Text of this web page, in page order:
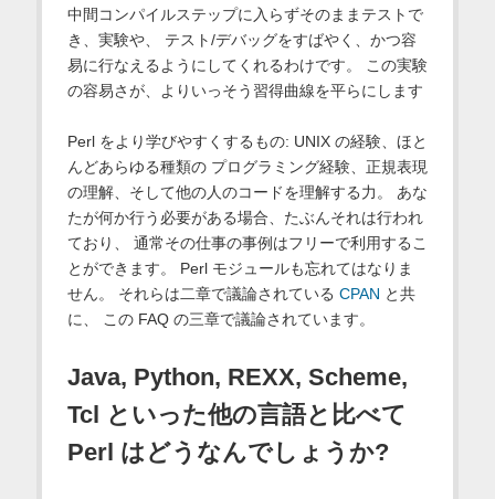
中間コンパイルステップに入らずそのままテストで
き、実験や、 テスト/デバッグをすばやく、かつ容
易に行なえるようにしてくれるわけです。 この実験
の容易さが、よりいっそう習得曲線を平らにします
Perl をより学びやすくするもの: UNIX の経験、ほと
んどあらゆる種類の プログラミング経験、正規表現
の理解、そして他の人のコードを理解する力。 あな
たが何か行う必要がある場合、たぶんそれは行われ
ており、 通常その仕事の事例はフリーで利用するこ
とができます。 Perl モジュールも忘れてはなりま
せん。 それらは二章で議論されている CPAN と共
に、 この FAQ の三章で議論されています。
Java, Python, REXX, Scheme,
Tcl といった他の言語と比べて
Perl はどうなんでしょうか?